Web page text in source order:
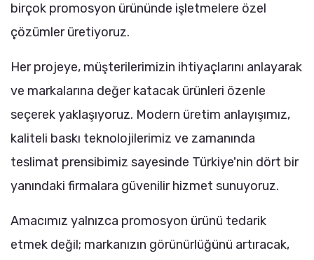
birçok promosyon ürününde işletmelere özel
çözümler üretiyoruz.
Her projeye, müşterilerimizin ihtiyaçlarını anlayarak
ve markalarına değer katacak ürünleri özenle
seçerek yaklaşıyoruz. Modern üretim anlayışımız,
kaliteli baskı teknolojilerimiz ve zamanında
teslimat prensibimiz sayesinde Türkiye'nin dört bir
yanındaki firmalara güvenilir hizmet sunuyoruz.
Amacımız yalnızca promosyon ürünü tedarik
etmek değil; markanızın görünürlüğünü artıracak,